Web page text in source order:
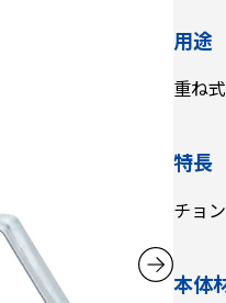
用途
重ね
特長
チョ
本体